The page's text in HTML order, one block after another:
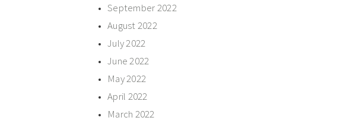
September 2022
August 2022
July 2022
June 2022
May 2022
April 2022
March 2022